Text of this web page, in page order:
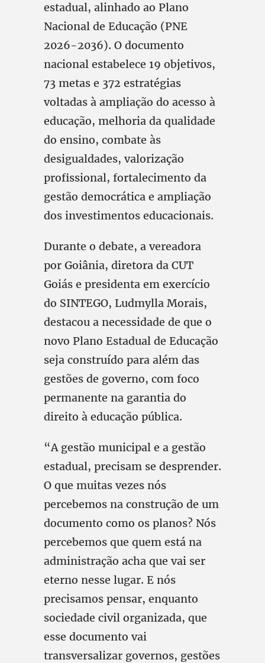
estadual, alinhado ao Plano
Nacional de Educação (PNE
2026-2036). O documento
nacional estabelece 19 objetivos,
73 metas e 372 estratégias
voltadas à ampliação do acesso à
educação, melhoria da qualidade
do ensino, combate às
desigualdades, valorização
profissional, fortalecimento da
gestão democrática e ampliação
dos investimentos educacionais.
Durante o debate, a vereadora
por Goiânia, diretora da CUT
Goiás e presidenta em exercício
do SINTEGO, Ludmylla Morais,
destacou a necessidade de que o
novo Plano Estadual de Educação
seja construído para além das
gestões de governo, com foco
permanente na garantia do
direito à educação pública.
“A gestão municipal e a gestão
estadual, precisam se desprender.
O que muitas vezes nós
percebemos na construção de um
documento como os planos? Nós
percebemos que quem está na
administração acha que vai ser
eterno nesse lugar. E nós
precisamos pensar, enquanto
sociedade civil organizada, que
esse documento vai
transversalizar governos, gestões